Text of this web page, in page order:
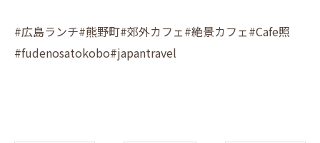
#広島ランチ#熊野町#郊外カフェ#絶景カフェ#Cafe照
#fudenosatokobo#japantravel